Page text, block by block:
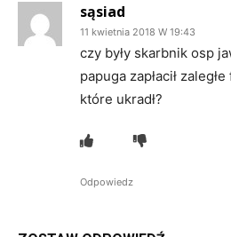
sąsiad
11 kwietnia 2018 W 19:43
czy były skarbnik osp
papuga zapłacił
które ukradł?
Odpowiedz